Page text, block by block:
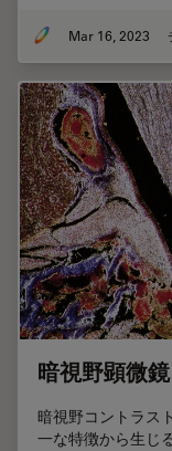
Mar 16, 2023
暗視野顕微鏡
暗視野コントラス
一な特徴から生じ